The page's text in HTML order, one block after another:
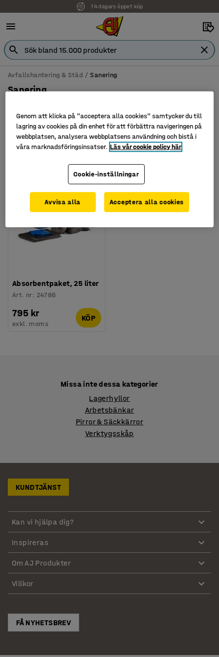
14 dagars öppet köp
Avfallshantering & Städ Sanering
Sanering
Filtrera Sortera
Absorbentpaket, 25 liter
Art. nr: 24786
795 kr
exkl. moms
KÖP
Missa inte dessa kategorier
Lagerhyllor
Arbetsbänkar
Pirror & Säckkärror
Verktygsskåp
KUNDTJÄNST
Kan vi hjälpa dig?
Inspireras
Om AJ Produkter
Villkor
FÅ NYHETSBREV
Genom att klicka på "acceptera alla cookies" samtycker du till
lagring av cookies på din enhet för att förbättra navigeringen på
webbplatsen, analysera webbplatsens användning och bistå i
våra marknadsföringsinsatser. Läs vår cookie policy här
Cookie-inställningar
Avvisa alla Acceptera alla cookies